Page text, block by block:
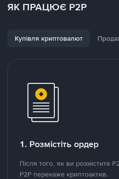
ЯК ПРАЦЮЄ P2P
Купівля криптовалют
1. Розмістіть ордер
Після того, як ви розмістите
P2P перекаже криптоактив.